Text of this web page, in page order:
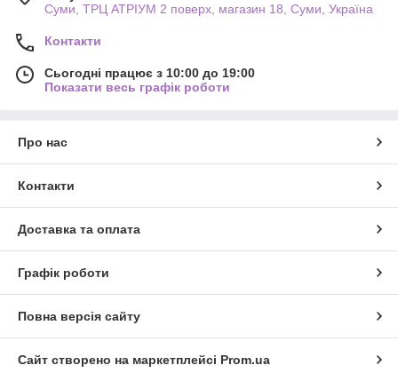
Суми, ТРЦ АТРІУМ 2 поверх, магазин 18, Суми, Україна
Контакти
Сьогодні працює з 10:00 до 19:00
Показати весь графік роботи
Про нас
Контакти
Доставка та оплата
Графік роботи
Повна версія сайту
Сайт створено на маркетплейсі Prom.ua